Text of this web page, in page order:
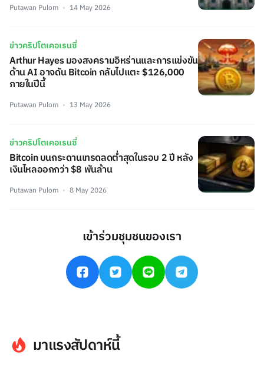
Putawan Pulom 14 May 2026
ข่าวคริปโตเคอเรนซี่
Arthur Hayes มองสงครามอิหร่านและการแข่งขัน
ด้าน AI อาจดัน Bitcoin กลับไปแตะ $126,000
ภายในปีนี้
Putawan Pulom 13 May 2026
ข่าวคริปโตเคอเรนซี่
Bitcoin บนกระดานเทรดลดต่ำสุดในรอบ 2 ปี หลัง
เงินไหลออกกว่า $8 พันล้าน
Putawan Pulom 8 May 2026
เข้าร่วมชุมชนของเรา
มาแรงสัปดาห์นี้